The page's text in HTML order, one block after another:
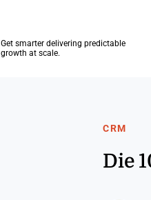
Get smarter delivering predictable
growth at scale.
CRM
Die